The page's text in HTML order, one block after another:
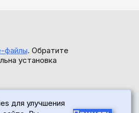
файлы. Обратите
установка
для улучшения